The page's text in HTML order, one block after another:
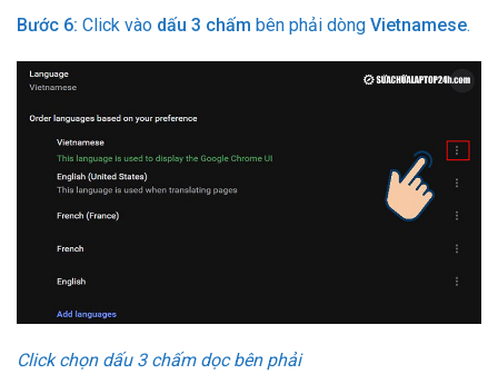
Bước 6: Click vào dấu 3 chấm bên phải dòng Vietnamese.
Click chọn dấu 3 chấm dọc bên phải